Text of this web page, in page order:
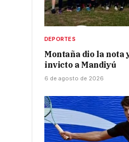
DEPORTES
Montaña dio la nota
invicto a Mandiyú
6 de agosto de 2026